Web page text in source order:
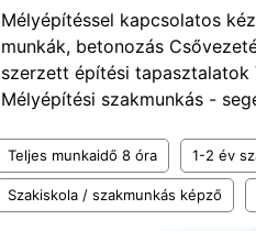
Mélyépítéssel kapcsolatos
munkák, betonozás
szerzett építési tapasztalatok
Mélyépítési szakmunkás -
Teljes munkaidő 8 óra 1-2 év
Szakiskola / szakmunkás képző